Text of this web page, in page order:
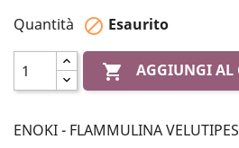
Quantità  Esaurito
 AGGIUNGI AL
ENOKI - FLAMMULINA VELUTIPES